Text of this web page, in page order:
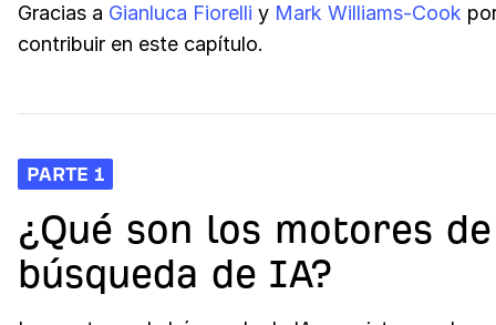
Gracias a Gianluca Fiorelli y Mark Williams-Cook
contribuir en este capítulo.
PARTE 1
¿Qué son los motores de
búsqueda de IA?